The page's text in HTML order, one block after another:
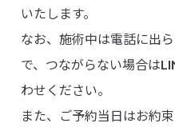
いたします。
なお、施術中は電話に出
で、つながらない場合は
わせください。
また、ご予約当日はお約